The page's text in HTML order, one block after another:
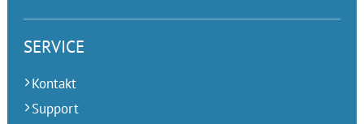
SERVICE
Kontakt
Support